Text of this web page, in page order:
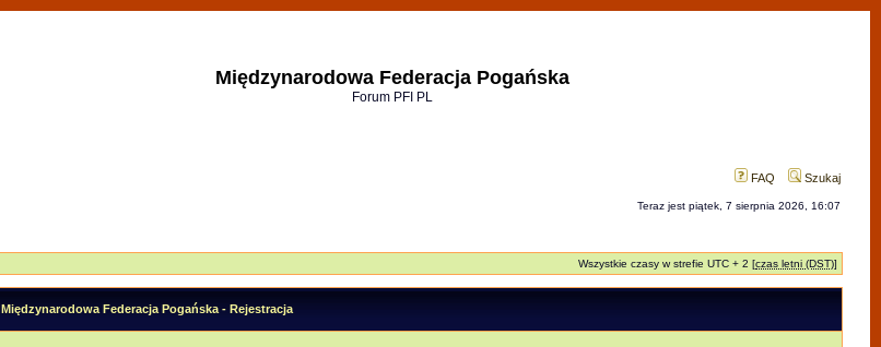
Międzynarodowa Federacja Pogańska
Forum PFI PL
FAQ Szukaj
Teraz jest piątek, 7 sierpnia 2026, 16:07
Wszystkie czasy w strefie UTC + 2 [czas letni (DST)]
Międzynarodowa Federacja Pogańska - Rejestracja